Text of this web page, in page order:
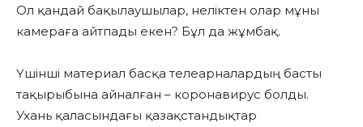
Ол қандай бақылаушылар, неліктен олар мұны
камераға айтпады екен? Бұл да жұмбақ.
Үшінші материал басқа телеарналардың басты
тақырыбына айналған – коронавирус болды.
Ухань қаласындағы қазақстандықтар